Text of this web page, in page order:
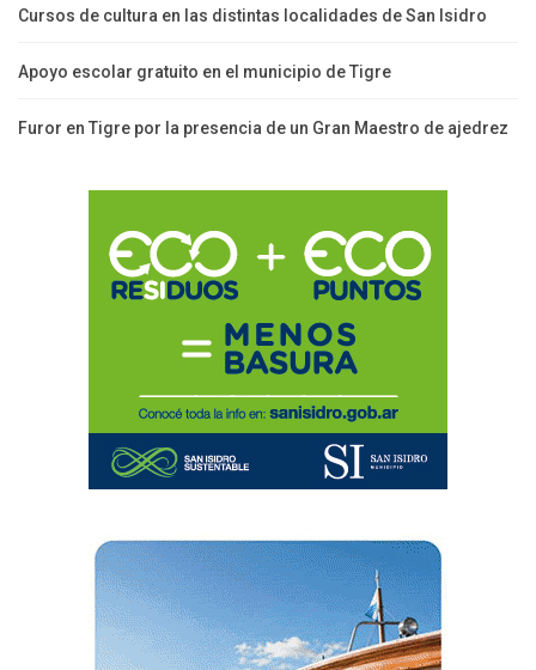
Cursos de cultura en las distintas localidades de San Isidro
Apoyo escolar gratuito en el municipio de Tigre
Furor en Tigre por la presencia de un Gran Maestro de ajedrez